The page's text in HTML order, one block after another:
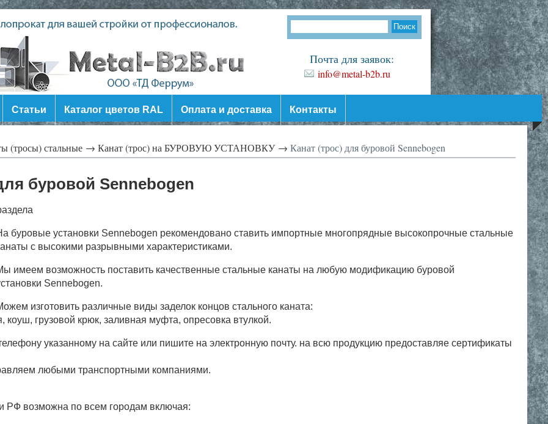
Почта для заявок:
info@metal-b2b.ru
Статьи Каталог цветов RAL Оплата и доставка Контакты
(тросы) стальные → Канат (трос) на БУРОВУЮ УСТАНОВКУ → Канат (трос) для буровой Sennebogen
буровой Sennebogen
буровые установки Sennebogen рекомендовано ставить импортные многопрядные высокопрочные стальные
с высокими разрывными характеристиками.
имеем возможность поставить качественные стальные канаты на любую модификацию буровой
Sennebogen.
изготовить различные виды заделок концов стального каната:
коуш, грузовой крюк, заливная муфта, опресовка втулкой.
указанному на сайте или пишите на электронную почту. на всю продукцию предоставляе сертификаты
любыми транспортными компаниями.
РФ возможна по всем городам включая: